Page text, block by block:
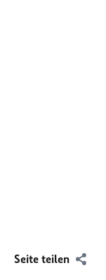
Seite teilen